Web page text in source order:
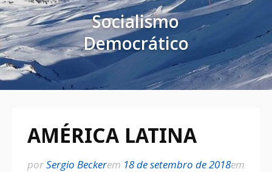
Socialismo
Democrático
AMÉRICA LATINA
porSergio Beckerem 18 de setembro de 2018em